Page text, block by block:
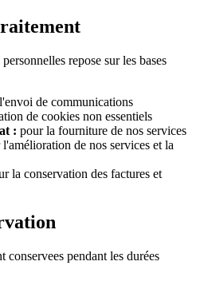
repose sur les bases
de communications
de cookies non essentiels
: pour la fourniture de nos services
de nos services et la
la conservation des factures et
conservees pendant les durées